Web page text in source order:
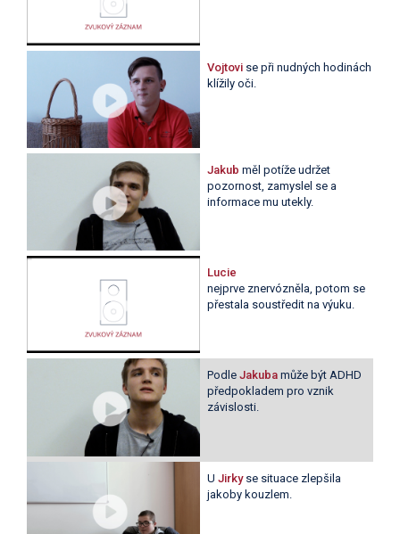
Vojtovi se při nudných hodinách
klížily oči.
Jakub měl potíže udržet
pozornost, zamyslel se a
informace mu utekly.
Lucie
nejprve znervózněla, potom se
přestala soustředit na výuku.
Podle Jakuba může být ADHD
předpokladem pro vznik
závislosti.
U Jirky se situace zlepšila
jakoby kouzlem.